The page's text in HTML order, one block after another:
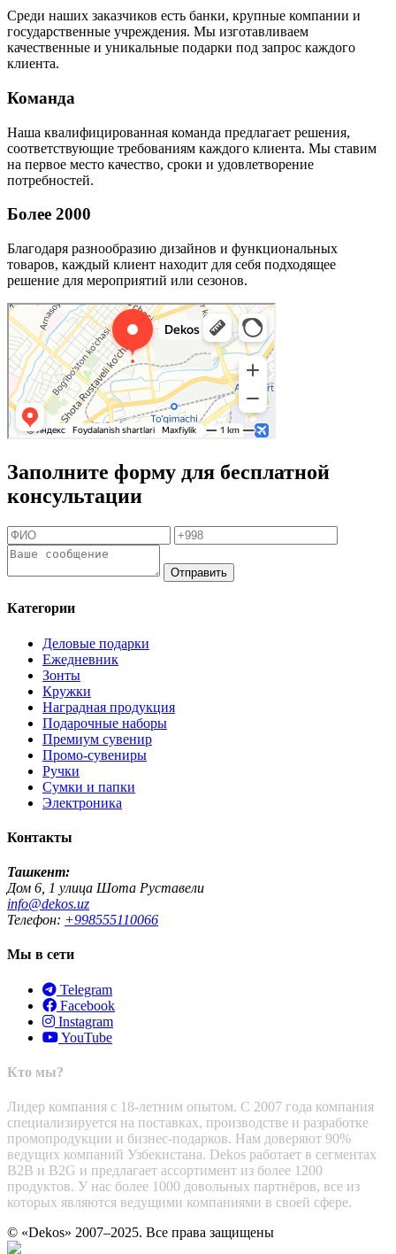
Среди наших заказчиков есть банки, крупные компании и
государственные учреждения. Мы изготавливаем
качественные и уникальные подарки под запрос каждого
клиента.
Команда
Наша квалифицированная команда предлагает решения,
соответствующие требованиям каждого клиента. Мы ставим
на первое место качество, сроки и удовлетворение
потребностей.
Более 2000
Благодаря разнообразию дизайнов и функциональных
товаров, каждый клиент находит для себя подходящее
решение для мероприятий или сезонов.
Заполните форму для бесплатной
консультации
Отправить
Категории
Деловые подарки
Ежедневник
Зонты
Кружки
Наградная продукция
Подарочные наборы
Премиум сувенир
Промо-сувениры
Ручки
Сумки и папки
Электроника
Контакты
Ташкент:
Дом 6, 1 улица Шота Руставели
info@dekos.uz
Телефон: +998555110066
Мы в сети
Telegram
Facebook
Instagram
YouTube
Кто мы?
Лидер компания с 18-летним опытом. С 2007 года компания
специализируется на поставках, производстве и разработке
промопродукции и бизнес-подарков. Нам доверяют 90%
ведущих компаний Узбекистана. Dekos работает в сегментах
B2B и B2G и предлагает ассортимент из более 1200
продуктов. У нас более 1000 довольных партнёров, все из
которых являются ведущими компаниями в своей сфере.
© «Dekos» 2007–2025. Все права защищены